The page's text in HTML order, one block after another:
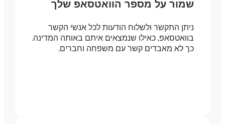
שמור על מספר הוואטסאפ שלך
ניתן התקשר ולשלוח הודעות לכל אנשי הקשר
בוואטסאפ, כאילו שנמצאים איתם באותה המדינה.
כך לא מאבדים קשר עם משפחה וחברים.